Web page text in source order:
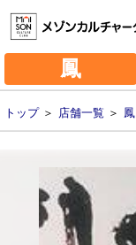
鳳
トップ＞ 店舗一覧 ＞ 鳳